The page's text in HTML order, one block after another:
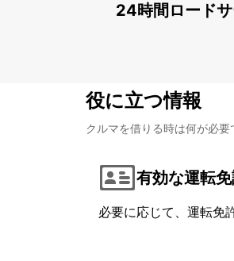
BRAAMFONTEIN
24時間ロード
役に立つ情報
クルマを借りる時は何が必要
有効な運転
必要に応じて、運転免